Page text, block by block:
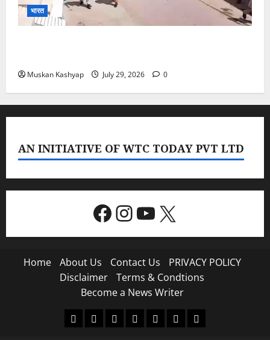
भारत
Muskan Kashyap July 29, 2026 0
AN INITIATIVE OF WTC TODAY PVT LTD
Facebook
Instagram
YouTube
X
Home About Us Contact Us
PRIVACY POLICY
Disclaimer
Terms & Condtions
Become a News Writer
HomeAboutContactPRIVACY
Disclaimer
TermsBecome